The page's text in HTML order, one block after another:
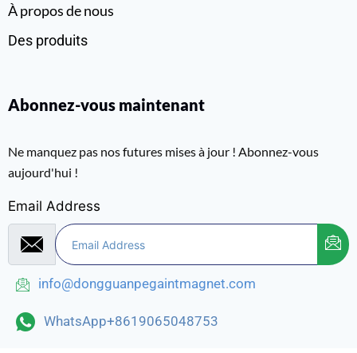
À propos de nous
Des produits
Abonnez-vous maintenant
Ne manquez pas nos futures mises à jour ! Abonnez-vous
aujourd'hui !
Email Address
info@dongguanpegaintmagnet.com
WhatsApp+8619065048753